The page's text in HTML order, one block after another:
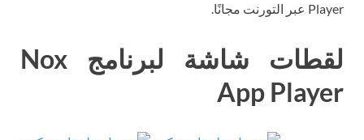
Player عبر التورنت مجانًا.
لقطات شاشة لبرنامج Nox
App Player